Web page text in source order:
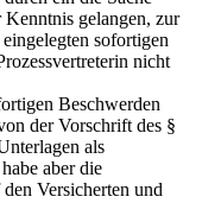
gelangen, zur
sofortigen
nicht
Beschwerden
der Vorschrift des §
als
aber die
Versicherten und